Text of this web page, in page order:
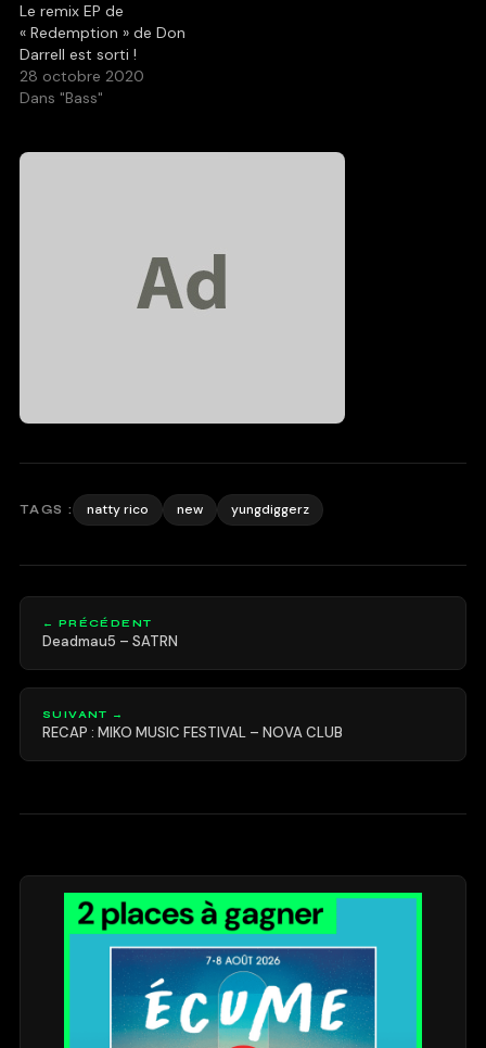
Le remix EP de
« Redemption » de Don
Darrell est sorti !
28 octobre 2020
Dans "Bass"
TAGS : natty rico new yungdiggerz
← PRÉCÉDENT
Deadmau5 – SATRN
SUIVANT →
RECAP : MIKO MUSIC FESTIVAL – NOVA CLUB